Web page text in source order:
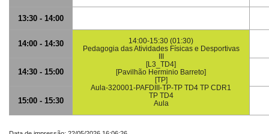
13:30 - 14:00
14:00 - 14:30
14:00-15:30 (01:30)
Pedagogia das Atividades Físicas e Desportivas
[L3_TD4]
[Pavilhão Herminio Barreto]
[TP]
Aula-320001-PAFDIII-TP-TP TD4 TP CDR1
TP TD4
Aula
14:30 - 15:00
15:00 - 15:30